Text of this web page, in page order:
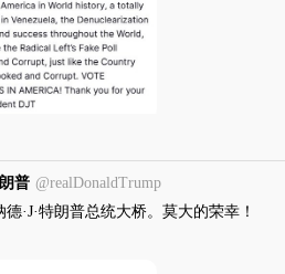
普 @realDonaldTrump
·J·特朗普总统大桥。莫大的荣幸！